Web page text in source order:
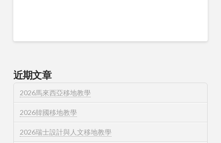
近期文章
2026馬來西亞移地教學
2026韓國移地教學
2026瑞士設計與人文移地教學